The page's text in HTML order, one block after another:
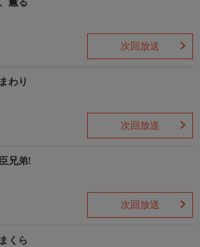
薫る
次回放送
わり
次回放送
兄弟!
次回放送
くら